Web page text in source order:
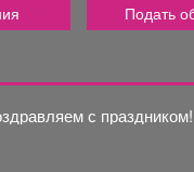
Подать
с праздником!